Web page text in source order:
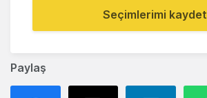
Paylaş
Seçimlerimi kaydet